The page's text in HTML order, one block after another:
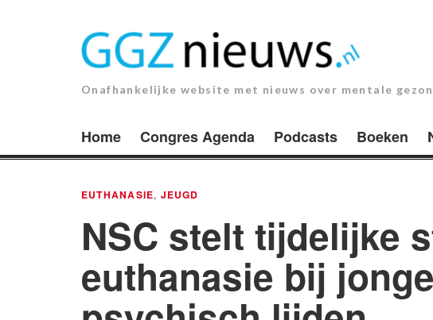
Onafhankelijke website met nieuws over mentale
Home Congres Agenda Podcasts Boeken
EUTHANASIE, JEUGD
NSC stelt tijdelijke
euthanasie bij